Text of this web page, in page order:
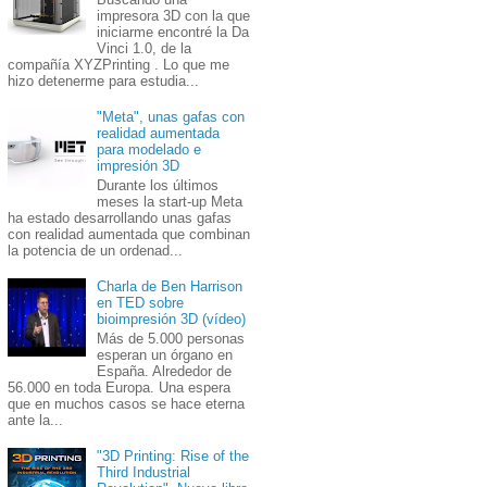
impresora 3D con la que
iniciarme encontré la Da
Vinci 1.0, de la
compañía XYZPrinting . Lo que me
hizo detenerme para estudia...
"Meta", unas gafas con
realidad aumentada
para modelado e
impresión 3D
Durante los últimos
meses la start-up Meta
ha estado desarrollando unas gafas
con realidad aumentada que combinan
la potencia de un ordenad...
Charla de Ben Harrison
en TED sobre
bioimpresión 3D (vídeo)
Más de 5.000 personas
esperan un órgano en
España. Alrededor de
56.000 en toda Europa. Una espera
que en muchos casos se hace eterna
ante la...
"3D Printing: Rise of the
Third Industrial